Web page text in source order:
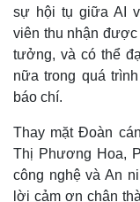
sự hội tụ giữa AI
viên thu nhận
tưởng, và có thể
nữa trong quá
báo chí.
Thay mặt Đoàn
Thị Phương Hoa,
công nghệ và An
lời cảm ơn chân